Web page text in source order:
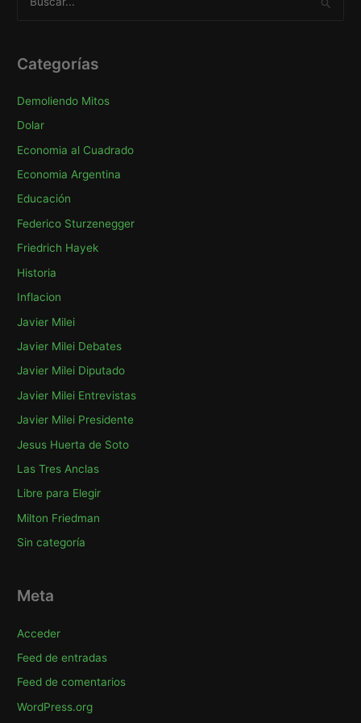
c
r
p
o
Categorías
Demoliendo Mitos
Dolar
Economia al Cuadrado
Economia Argentina
Educación
Federico Sturzenegger
Friedrich Hayek
Historia
Inflacion
Javier Milei
Javier Milei Debates
Javier Milei Diputado
Javier Milei Entrevistas
Javier Milei Presidente
Jesus Huerta de Soto
Las Tres Anclas
Libre para Elegir
Milton Friedman
Sin categoría
Meta
Acceder
Feed de entradas
Feed de comentarios
WordPress.org